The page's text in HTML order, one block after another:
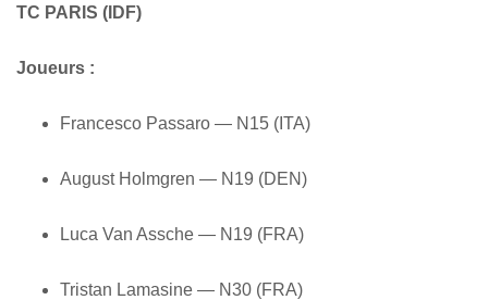
TC PARIS (IDF)
Joueurs :
Francesco Passaro — N15 (ITA)
August Holmgren — N19 (DEN)
Luca Van Assche — N19 (FRA)
Tristan Lamasine — N30 (FRA)